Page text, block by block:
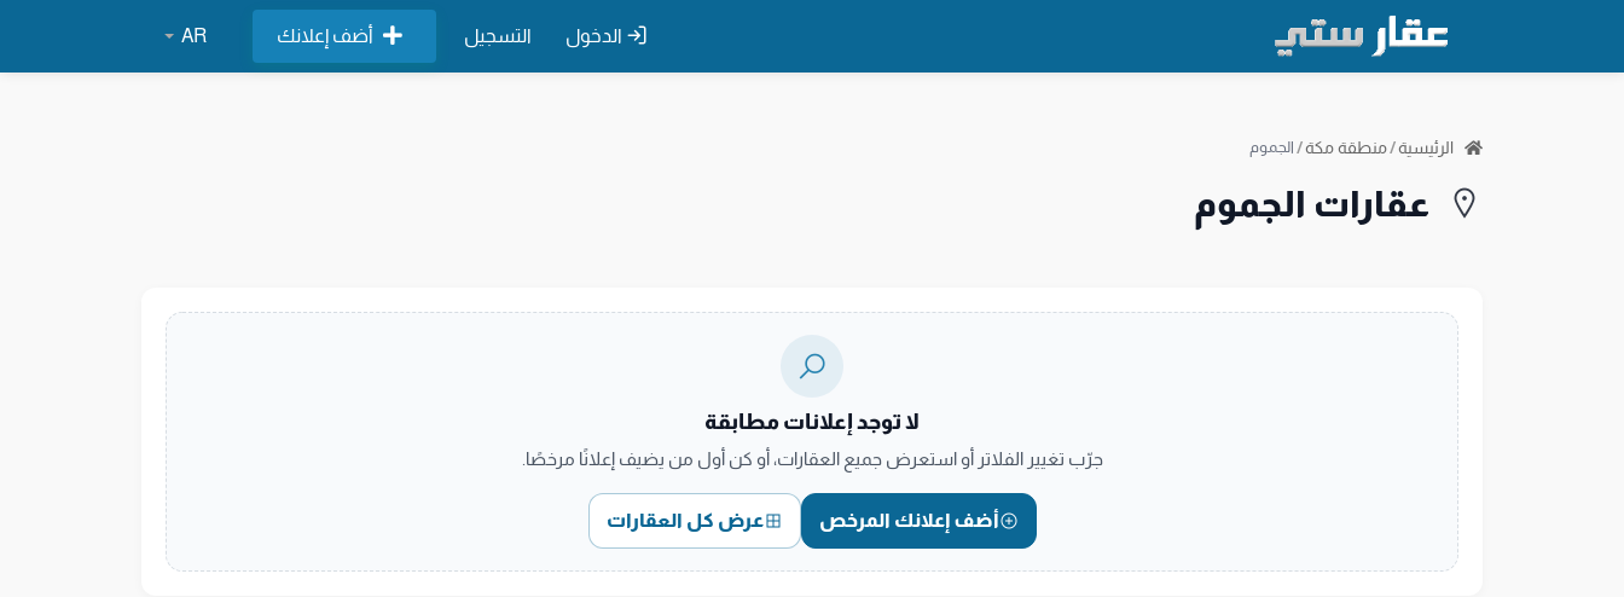
الدخول التسجيل أضف إعلانك AR
الرئيسية/منطقة مكة/ الجموم
عقارات الجموم
لا توجد إعلانات مطابقة
جرّب تغيير الفلاتر أو استعرض جميع العقارات، أو كن أول من يضيف إعلانًا مرخصًا.
أضف إعلانك المرخص عرض كل العقارات